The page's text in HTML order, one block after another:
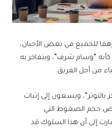
للجميع في بعض الأحيان،
“وسام شرف”، ويتفاخر به
من أجل الفريق.
بالتوتر”، ويسعون إلى إثبات
حجم الضغوط التي
إلى أن هذا السلوك قد